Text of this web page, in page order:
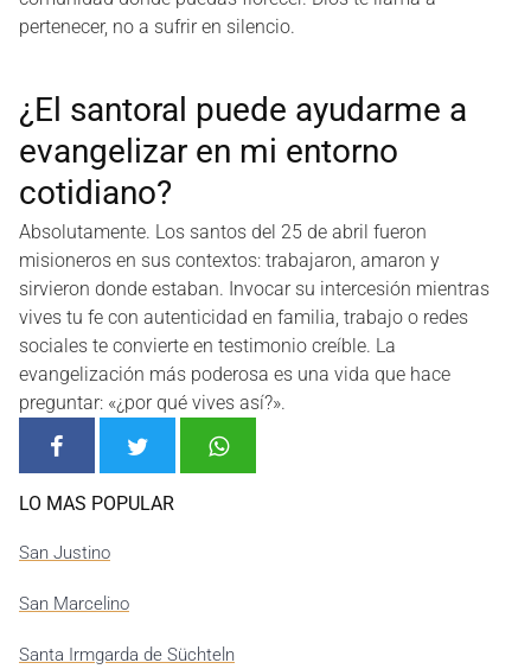
pertenecer, no a sufrir en silencio.
¿El santoral puede ayudarme a
evangelizar en mi entorno
cotidiano?
Absolutamente. Los santos del 25 de abril fueron
misioneros en sus contextos: trabajaron, amaron y
sirvieron donde estaban. Invocar su intercesión mientras
vives tu fe con autenticidad en familia, trabajo o redes
sociales te convierte en testimonio creíble. La
evangelización más poderosa es una vida que hace
preguntar: «¿por qué vives así?».
LO MAS POPULAR
San Justino
San Marcelino
Santa Irmgarda de Süchteln